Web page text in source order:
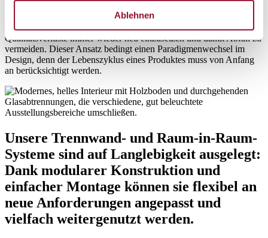
Ablehnen
Das Ziel der Kreislaufwirtschaft ist es, Rohstoffe möglichst ohne
Qualitätsverluste immer wieder neu einzusetzen und damit Abfall zu
vermeiden. Dieser Ansatz bedingt einen Paradigmenwechsel im
Design, denn der Lebenszyklus eines Produktes muss von Anfang
an berücksichtigt werden.
Unsere Trennwand- und Raum-in-Raum-
Systeme sind auf Langlebigkeit ausgelegt:
Dank modularer Konstruktion und
einfacher Montage können sie flexibel an
neue Anforderungen angepasst und
vielfach weitergenutzt werden.